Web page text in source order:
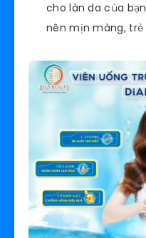
cho làn da của
nên mịn màng, trẻ